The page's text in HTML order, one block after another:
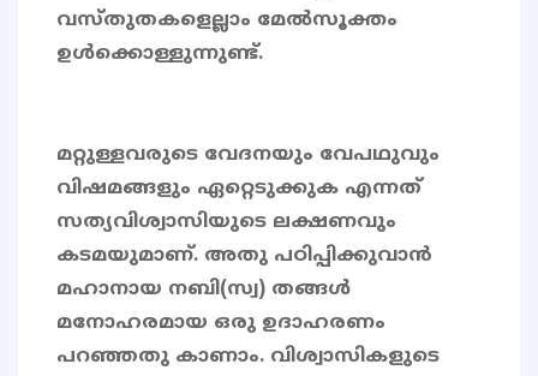
വസ്തുതകളെല്ലാം മേൽസൂക്തം
ഉൾക്കൊള്ളുന്നുണ്ട്.
മറ്റുള്ളവരുടെ വേദനയും വേപഥുവും
വിഷമങ്ങളും ഏറ്റെടുക്കുക എന്നത്
സത്യവിശ്വാസിയുടെ ലക്ഷണവും
കടമയുമാണ്. അതു പഠിപ്പിക്കുവാൻ
മഹാനായ നബി(സ്വ) തങ്ങൾ
മനോഹരമായ ഒരു ഉദാഹരണം
പറഞ്ഞതു കാണാം. വിശ്വാസികളുടെ